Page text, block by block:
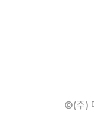
©(주)